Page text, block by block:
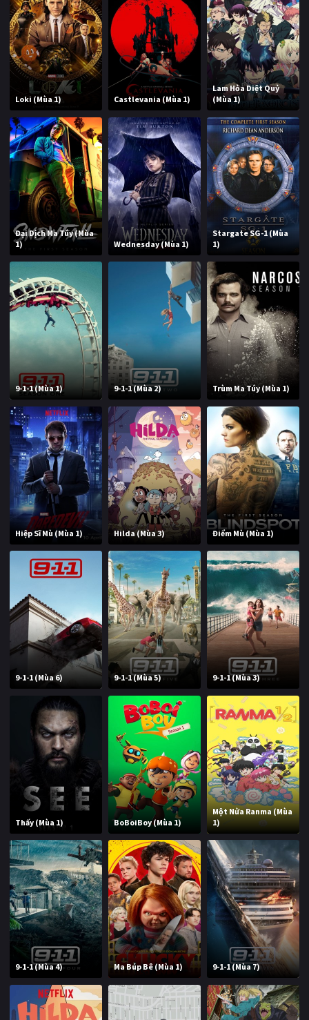
Loki (Mùa 1) Castlevania (Mùa 1)
Lam Hỏa Diệt Quỷ
(Mùa 1)
Đại Dịch Ma Túy (Mùa
1)
Wednesday (Mùa 1)
Stargate SG-1 (Mùa
1)
9-1-1 (Mùa 1) 9-1-1 (Mùa 2) Trùm Ma Túy (Mùa 1)
Hiệp Sĩ Mù (Mùa 1) Hilda (Mùa 3) Điểm Mù (Mùa 1)
9-1-1 (Mùa 6) 9-1-1 (Mùa 5) 9-1-1 (Mùa 3)
Thấy (Mùa 1) BoBoiBoy (Mùa 1)
Một Nửa Ranma (Mùa
1)
9-1-1 (Mùa 4) Ma Búp Bê (Mùa 1) 9-1-1 (Mùa 7)